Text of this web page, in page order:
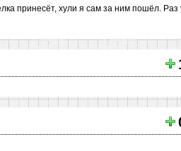
принесёт, хули я сам за ним пошёл. Раз